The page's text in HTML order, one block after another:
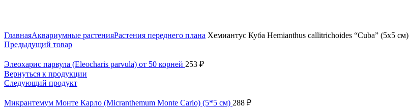
ГлавнаяАквариумные растенияРастения переднего плана Хемиантус Куба Hemianthus callitrichoides “Cuba” (5х5 см)
Предыдущий товар
Элеохарис парвула (Eleocharis parvula) от 50 корней 253 ₽
Вернуться к продукции
Следующий продукт
Микрантемум Монте Карло (Micranthemum Monte Carlo) (5*5 см) 288 ₽